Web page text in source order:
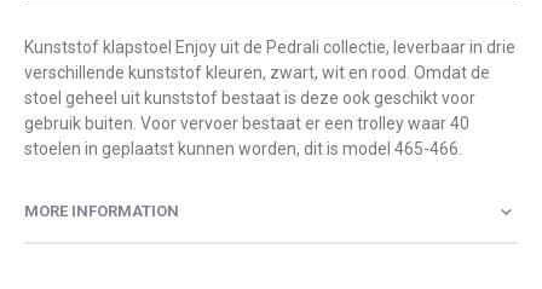
Kunststof klapstoel Enjoy uit de Pedrali collectie, leverbaar in drie
verschillende kunststof kleuren, zwart, wit en rood. Omdat de
stoel geheel uit kunststof bestaat is deze ook geschikt voor
gebruik buiten. Voor vervoer bestaat er een trolley waar 40
stoelen in geplaatst kunnen worden, dit is model 465-466.
MORE INFORMATION